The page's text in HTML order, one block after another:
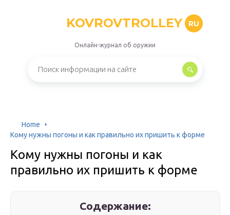
KOVROVTROLLEY RU
Онлайн-журнал об оружии
Home
Кому нужны погоны и как правильно их пришить к форме
Кому нужны погоны и как
правильно их пришить к форме
Содержание: